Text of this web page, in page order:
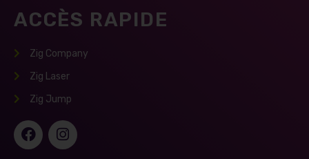
ACCÈS RAPIDE
Zig Company
Zig Laser
Zig Jump